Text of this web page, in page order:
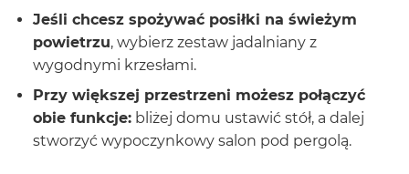
Jeśli chcesz spożywać posiłki na świeżym
powietrzu, wybierz zestaw jadalniany z
wygodnymi krzesłami.
Przy większej przestrzeni możesz połączyć
obie funkcje: bliżej domu ustawić stół, a dalej
stworzyć wypoczynkowy salon pod pergolą.